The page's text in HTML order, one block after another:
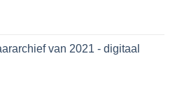
van 2021 - digitaal